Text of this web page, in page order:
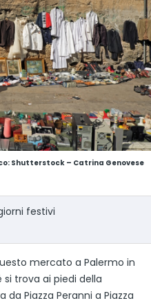
Shutterstock – Catrina Genovese
festivi
mercato a Palermo in
trova ai piedi della
Piazza Peranni a Piazza